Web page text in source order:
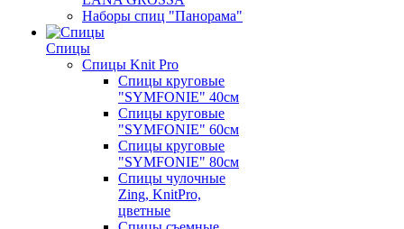
Наборы спиц "Панорама"
Спицы
Спицы Knit Pro
Спицы круговые
"SYMFONIE" 40см
Спицы круговые
"SYMFONIE" 60см
Спицы круговые
"SYMFONIE" 80см
Спицы чулочные
Zing, KnitPro,
цветные